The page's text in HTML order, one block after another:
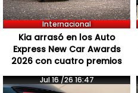
Internacional
Kia arrasó en los Auto
Express New Car Awards
2026 con cuatro premios
Jul 16 /26 16:47